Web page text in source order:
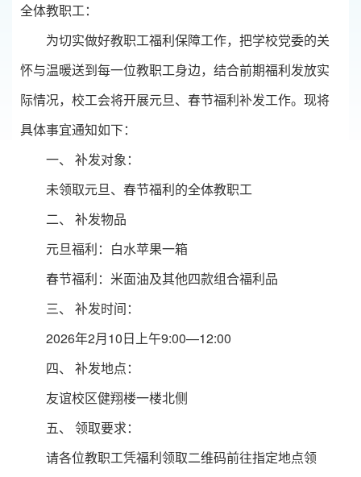
全体教职工：
为切实做好教职工福利保障工作，把学校党委的关
怀与温暖送到每一位教职工身边，结合前期福利发放实
际情况，校工会将开展元旦、春节福利补发工作。现将
具体事宜通知如下：
一、 补发对象：
未领取元旦、春节福利的全体教职工
二、 补发物品
元旦福利：白水苹果一箱
春节福利：米面油及其他四款组合福利品
三、 补发时间：
2026年2月10日上午9:00—12:00
四、 补发地点：
友谊校区健翔楼一楼北侧
五、 领取要求：
请各位教职工凭福利领取二维码前往指定地点领